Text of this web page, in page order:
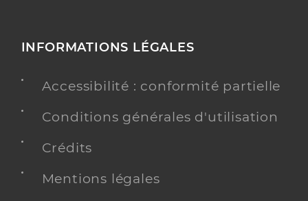
INFORMATIONS LÉGALES
Accessibilité : conformité partielle
Conditions générales d'utilisation
Crédits
Mentions légales